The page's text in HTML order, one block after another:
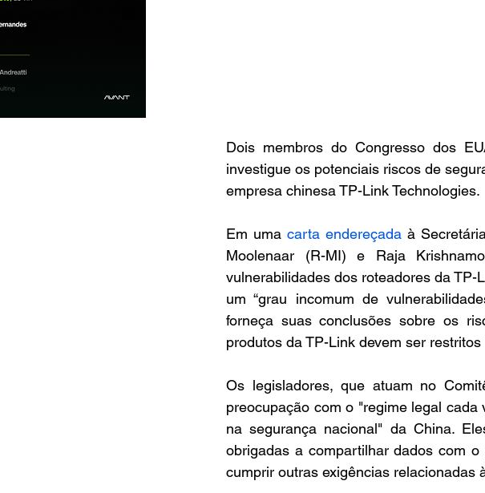
Dois membros do Congresso dos
investigue os potenciais riscos de
empresa chinesa TP-Link Technologies.
Em uma carta endereçada à
Moolenaar (R-MI) e Raja
vulnerabilidades dos roteadores da
um “grau incomum de
forneça suas conclusões sobre os
produtos da TP-Link devem ser restritos
Os legisladores, que atuam no
preocupação com o "regime legal
na segurança nacional" da China.
obrigadas a compartilhar dados com
cumprir outras exigências relacionadas